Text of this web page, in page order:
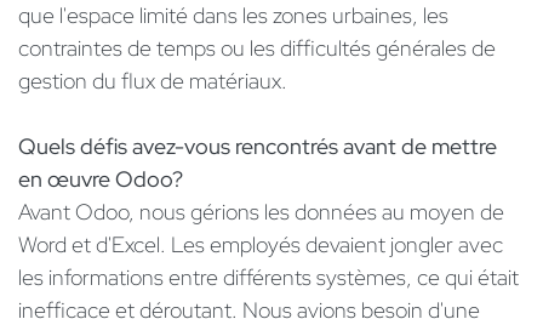
que l'espace limité dans les zones urbaines, les
contraintes de temps ou les difficultés générales de
gestion du flux de matériaux.
Quels défis avez-vous rencontrés avant de mettre
en œuvre Odoo?
Avant Odoo, nous gérions les données au moyen de
Word et d'Excel. Les employés devaient jongler avec
les informations entre différents systèmes, ce qui était
inefficace et déroutant. Nous avions besoin d'une